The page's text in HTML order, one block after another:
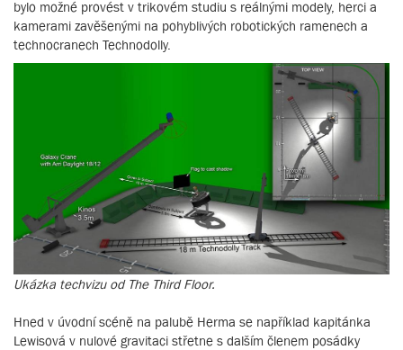
bylo možné provést v trikovém studiu s reálnými modely, herci a
kamerami zavěšenými na pohyblivých robotických ramenech a
technocranech Technodolly.
Ukázka techvizu od The Third Floor.
Hned v úvodní scéně na palubě Herma se například kapitánka
Lewisová v nulové gravitaci střetne s dalším členem posádky